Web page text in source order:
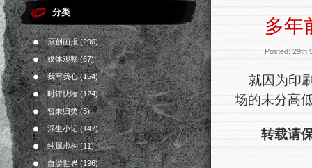
分类
原创画报(290)
媒体观察(67)
我写我心(154)
时评快呛(124)
暂未归类(5)
浮生小记(147)
纯属虚构(11)
自游世界(196)
多年
Posted: 29th
就因为印
场的未分高
转载请